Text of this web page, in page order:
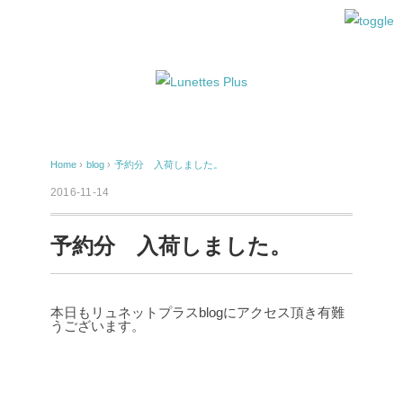
Home › blog › 予約分 入荷しました。
2016-11-14
予約分 入荷しました。
本日もリュネットプラスblogにアクセス頂き有難
うございます。